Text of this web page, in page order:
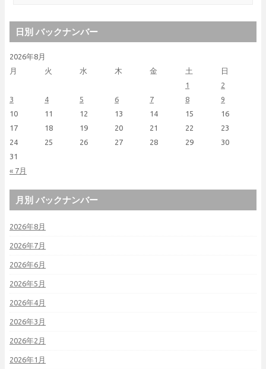
日別 バックナンバー
2026年8月
月
火 水 木 金 土 日
« 7月
1
2
3
4 5 6 7 8
9
10
11 12 13 14 15
16
17
18 19 20 21 22
23
24
25 26 27 28 29
30
31
月別 バックナンバー
2026年8月
2026年7月
2026年6月
2026年5月
2026年4月
2026年3月
2026年2月
2026年1月